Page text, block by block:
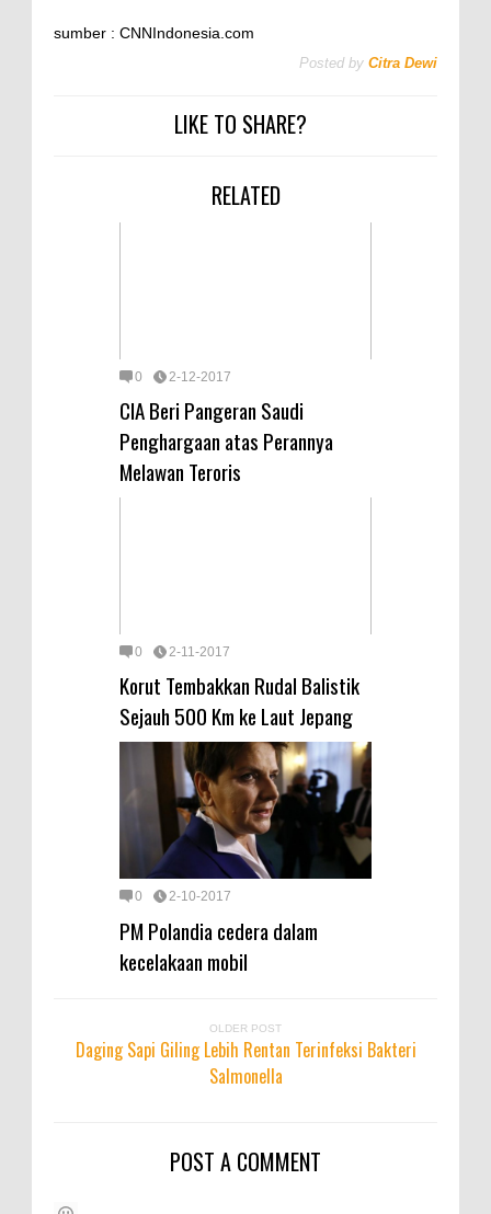
sumber : CNNIndonesia.com
Posted by Citra Dewi
LIKE TO SHARE?
RELATED
0 2-12-2017
CIA Beri Pangeran Saudi
Penghargaan atas Perannya
Melawan Teroris
0 2-11-2017
Korut Tembakkan Rudal Balistik
Sejauh 500 Km ke Laut Jepang
0 2-10-2017
PM Polandia cedera dalam
kecelakaan mobil
OLDER POST
Daging Sapi Giling Lebih Rentan Terinfeksi Bakteri
Salmonella
POST A COMMENT